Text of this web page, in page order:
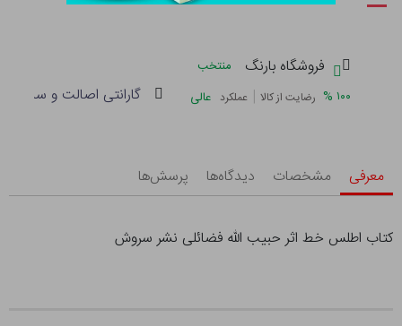
فروشگاه بارنگ
منتخب
۱۰۰ % رضایت از کالا | عملکرد عالی گارانتی اصالت و سلامت
معرفی مشخصات دیدگاه‌ها پرسش‌ها
کتاب اطلس خط اثر حبیب الله فضائلی نشر سروش